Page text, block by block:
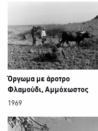
Όργωμα με άροτρο
Φλαμούδι, Αμμόχωστος
1969